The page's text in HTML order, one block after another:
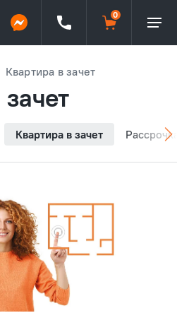
Квартира в зачет
Квартира в зачет